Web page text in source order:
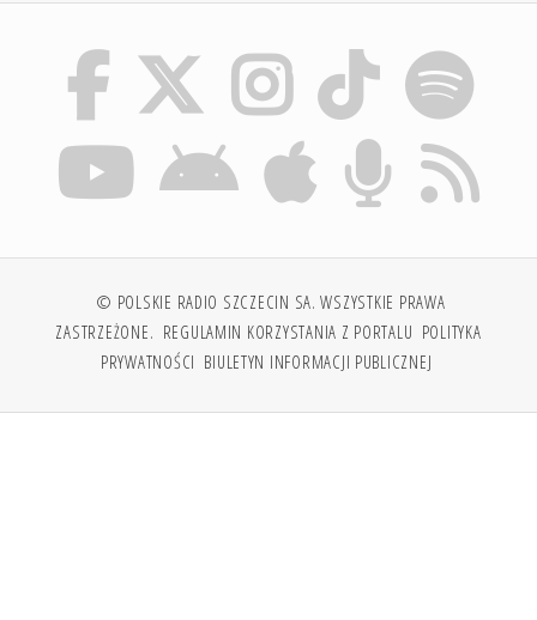
© POLSKIE RADIO SZCZECIN SA. WSZYSTKIE PRAWA
ZASTRZEŻONE. REGULAMIN KORZYSTANIA Z PORTALU POLITYKA
PRYWATNOŚCI BIULETYN INFORMACJI PUBLICZNEJ